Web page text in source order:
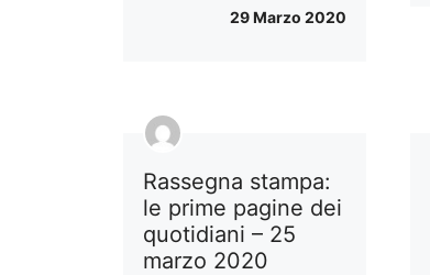
29 Marzo 2020
Rassegna stampa:
le prime pagine dei
quotidiani – 25
marzo 2020